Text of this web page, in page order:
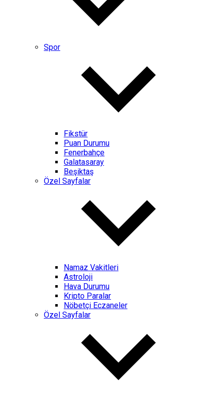
Spor
Fikstür
Puan Durumu
Fenerbahçe
Galatasaray
Beşiktaş
Özel Sayfalar
Namaz Vakitleri
Astroloji
Hava Durumu
Kripto Paralar
Nöbetçi Eczaneler
Özel Sayfalar